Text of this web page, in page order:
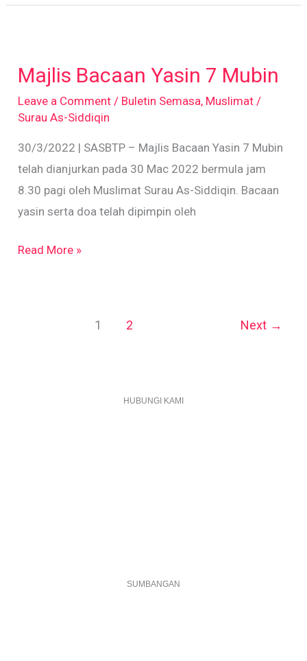
Majlis Bacaan Yasin 7 Mubin
Leave a Comment / Buletin Semasa, Muslimat /
Surau As-Siddiqin
30/3/2022 | SASBTP – Majlis Bacaan Yasin 7 Mubin
telah dianjurkan pada 30 Mac 2022 bermula jam
8.30 pagi oleh Muslimat Surau As-Siddiqin. Bacaan
yasin serta doa telah dipimpin oleh
Yasin
7
Mubin
Read More »
1 2 Next →
HUBUNGI KAMI
SUMBANGAN